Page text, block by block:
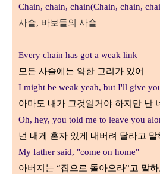
Chain, chain, chain(Chain, chain,
사슬, 바보들의 사슬
Every chain has got a weak link
모든 사슬에는 약한 고리가 있어
I might be weak yeah, but I'll give
아마도 내가 그것일거야 하지만 난
Oh, hey, you told me to leave you
넌 내게 혼자 있게 내버려 달라고 말
My father said, "come on home"
아버지는 “집으로 돌아오라”고 말